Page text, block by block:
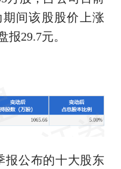
期间该股股价上涨
报29.7元。
报公布的十大股东